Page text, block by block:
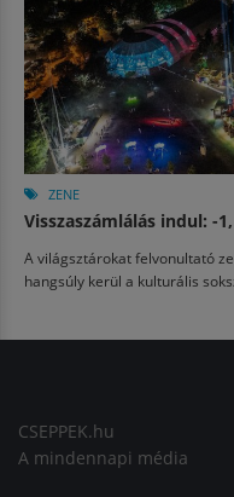
ZENE
Visszaszámlálás indul: -
A világsztárokat felvonultató
hangsúly kerül a kulturális
CSEPPEK.hu
A mindennapi média